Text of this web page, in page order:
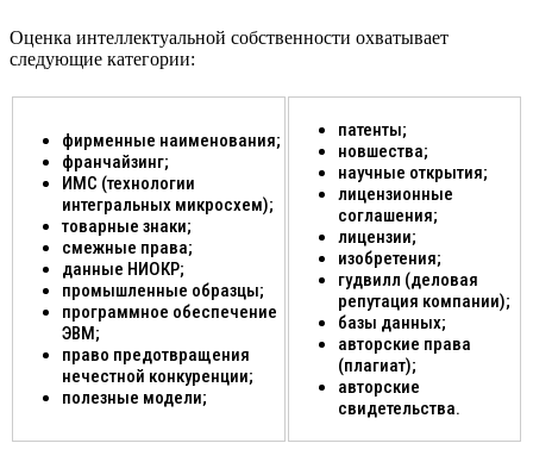
Оценка интеллектуальной собственности охватывает
следующие категории:
фирменные наименования;
франчайзинг;
ИМС (технологии
интегральных микросхем);
товарные знаки;
смежные права;
данные НИОКР;
промышленные образцы;
программное обеспечение
ЭВМ;
право предотвращения
нечестной конкуренции;
полезные модели;
патенты;
новшества;
научные открытия;
лицензионные
соглашения;
лицензии;
изобретения;
гудвилл (деловая
репутация компании);
базы данных;
авторские права
(плагиат);
авторские
свидетельства.